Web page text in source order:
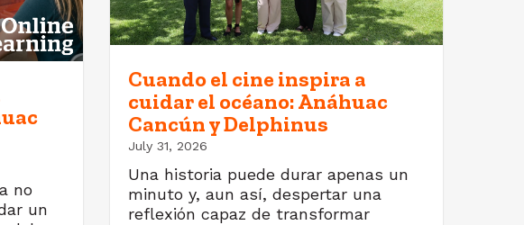
no
un
Cuando el cine inspira a
cuidar el océano: Anáhuac
Cancún y Delphinus
July 31, 2026
Una historia puede durar apenas un
minuto y, aun así, despertar una
reflexión capaz de transformar